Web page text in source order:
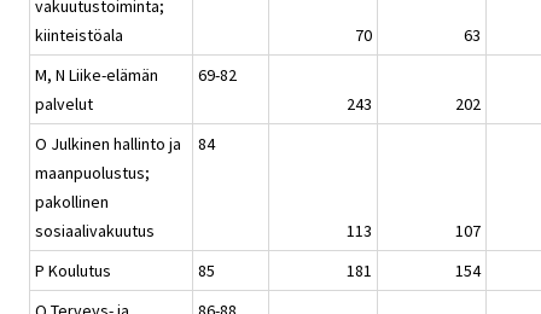
vakuutustoiminta;
kiinteistöala
70
63
M, N Liike-elämän
palvelut
69-82
243
202
O Julkinen hallinto ja
maanpuolustus;
pakollinen
sosiaalivakuutus
84
113
107
P Koulutus
85 181
154